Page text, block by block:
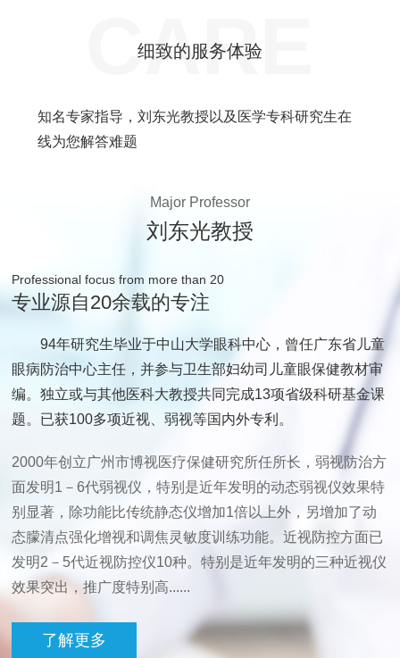
CARE
细致的服务体验
知名专家指导，刘东光教授以及医学专科研究生在
线为您解答难题
Major Professor
刘东光教授
Professional focus from more than 20
专业源自20余载的专注
94年研究生毕业于中山大学眼科中心，曾任广东省儿童
眼病防治中心主任，并参与卫生部妇幼司儿童眼保健教材审
编。独立或与其他医科大教授共同完成13项省级科研基金课
题。已获100多项近视、弱视等国内外专利。
2000年创立广州市博视医疗保健研究所任所长，弱视防治方
面发明1－6代弱视仪，特别是近年发明的动态弱视仪效果特
别显著，除功能比传统静态仪增加1倍以上外，另增加了动
态朦清点强化增视和调焦灵敏度训练功能。近视防控方面已
发明2－5代近视防控仪10种。特别是近年发明的三种近视仪
效果突出，推广度特别高......
了解更多